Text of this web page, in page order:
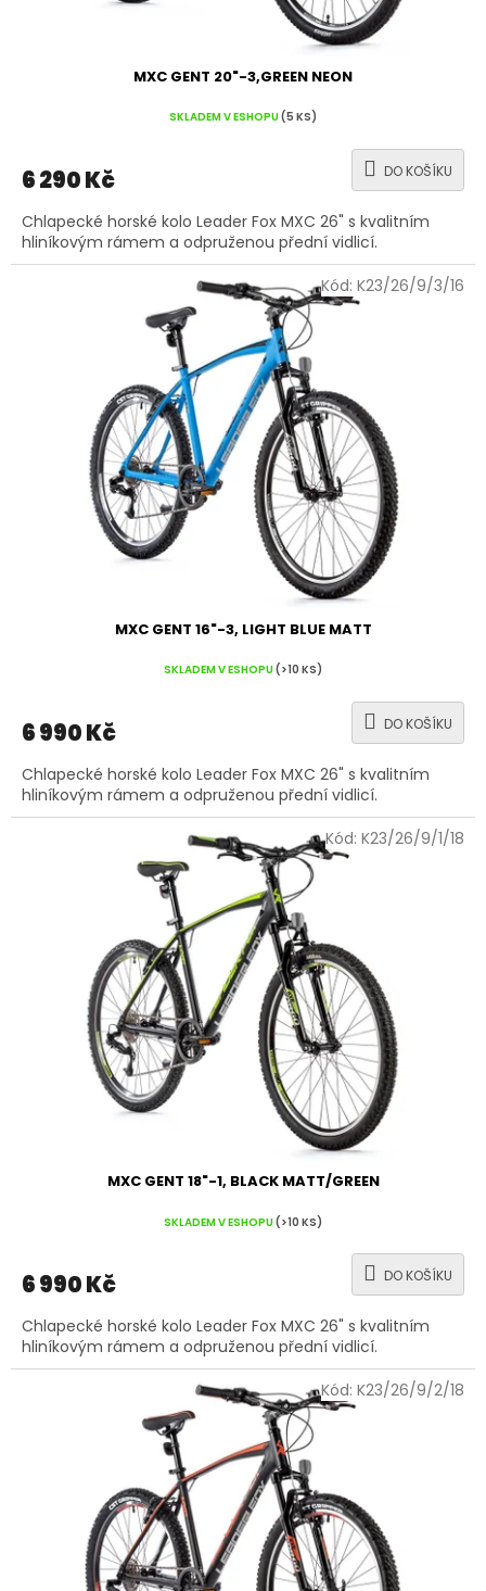
MXC GENT 20"-3,GREEN NEON
SKLADEM V ESHOPU(5 KS)
6 290 Kč DO KOŠÍKU
Chlapecké horské kolo Leader Fox MXC 26" s kvalitním
hliníkovým rámem a odpruženou přední vidlicí.
MXC GENT 16"-3, LIGHT BLUE MATT
SKLADEM V ESHOPU(>10 KS)
6 990 Kč DO KOŠÍKU
Chlapecké horské kolo Leader Fox MXC 26" s kvalitním
hliníkovým rámem a odpruženou přední vidlicí.
Kód: K23/26/9/3/16
MXC GENT 18"-1, BLACK MATT/GREEN
SKLADEM V ESHOPU(>10 KS)
6 990 Kč DO KOŠÍKU
Chlapecké horské kolo Leader Fox MXC 26" s kvalitním
hliníkovým rámem a odpruženou přední vidlicí.
Kód: K23/26/9/1/18
Kód: K23/26/9/2/18